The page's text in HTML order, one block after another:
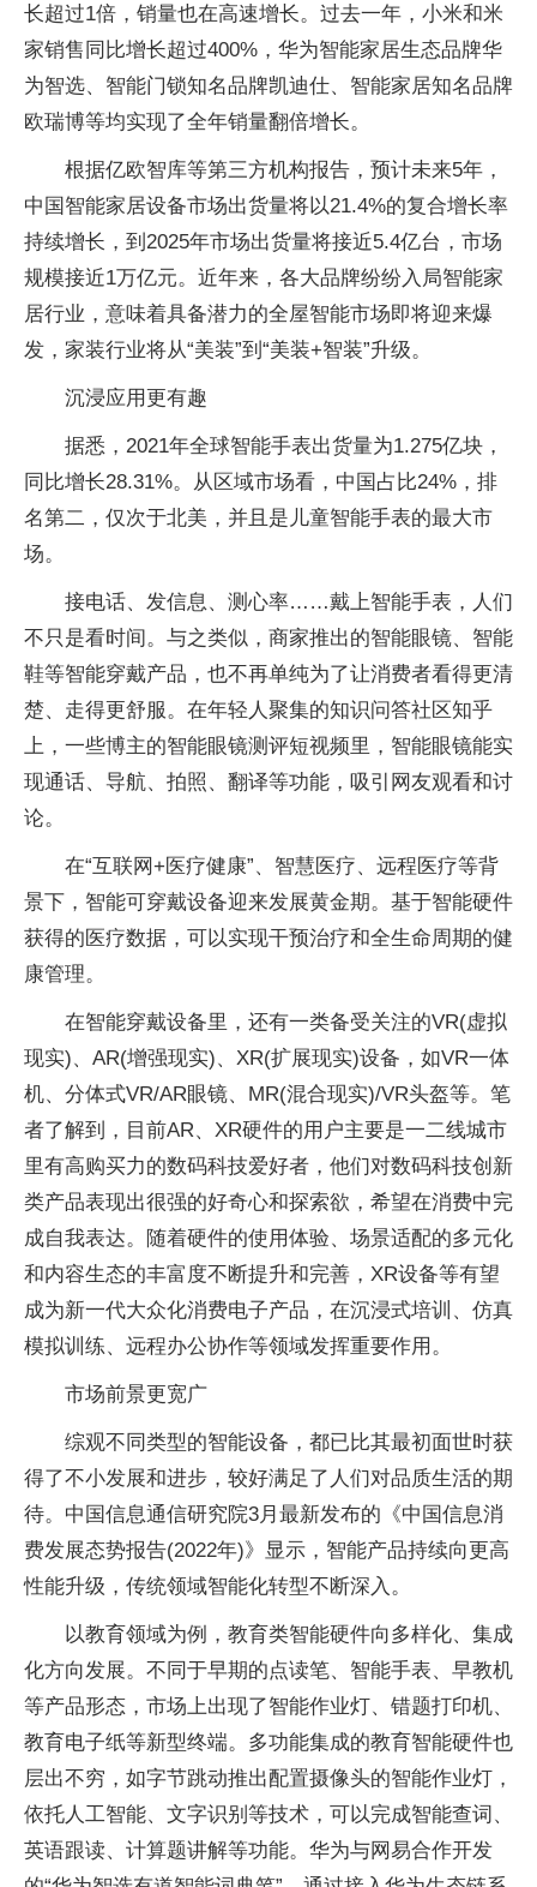
长超过1倍，销量也在高速增长。过去一年，小米和米
家销售同比增长超过400%，华为智能家居生态品牌华
为智选、智能门锁知名品牌凯迪仕、智能家居知名品牌
欧瑞博等均实现了全年销量翻倍增长。
根据亿欧智库等第三方机构报告，预计未来5年，
中国智能家居设备市场出货量将以21.4%的复合增长率
持续增长，到2025年市场出货量将接近5.4亿台，市场
规模接近1万亿元。近年来，各大品牌纷纷入局智能家
居行业，意味着具备潜力的全屋智能市场即将迎来爆
发，家装行业将从“美装”到“美装+智装”升级。
沉浸应用更有趣
据悉，2021年全球智能手表出货量为1.275亿块，
同比增长28.31%。从区域市场看，中国占比24%，排
名第二，仅次于北美，并且是儿童智能手表的最大市
场。
接电话、发信息、测心率……戴上智能手表，人们
不只是看时间。与之类似，商家推出的智能眼镜、智能
鞋等智能穿戴产品，也不再单纯为了让消费者看得更清
楚、走得更舒服。在年轻人聚集的知识问答社区知乎
上，一些博主的智能眼镜测评短视频里，智能眼镜能实
现通话、导航、拍照、翻译等功能，吸引网友观看和讨
论。
在“互联网+医疗健康”、智慧医疗、远程医疗等背
景下，智能可穿戴设备迎来发展黄金期。基于智能硬件
获得的医疗数据，可以实现干预治疗和全生命周期的健
康管理。
在智能穿戴设备里，还有一类备受关注的VR(虚拟
现实)、AR(增强现实)、XR(扩展现实)设备，如VR一体
机、分体式VR/AR眼镜、MR(混合现实)/VR头盔等。笔
者了解到，目前AR、XR硬件的用户主要是一二线城市
里有高购买力的数码科技爱好者，他们对数码科技创新
类产品表现出很强的好奇心和探索欲，希望在消费中完
成自我表达。随着硬件的使用体验、场景适配的多元化
和内容生态的丰富度不断提升和完善，XR设备等有望
成为新一代大众化消费电子产品，在沉浸式培训、仿真
模拟训练、远程办公协作等领域发挥重要作用。
市场前景更宽广
综观不同类型的智能设备，都已比其最初面世时获
得了不小发展和进步，较好满足了人们对品质生活的期
待。中国信息通信研究院3月最新发布的《中国信息消
费发展态势报告(2022年)》显示，智能产品持续向更高
性能升级，传统领域智能化转型不断深入。
以教育领域为例，教育类智能硬件向多样化、集成
化方向发展。不同于早期的点读笔、智能手表、早教机
等产品形态，市场上出现了智能作业灯、错题打印机、
教育电子纸等新型终端。多功能集成的教育智能硬件也
层出不穷，如字节跳动推出配置摄像头的智能作业灯，
依托人工智能、文字识别等技术，可以完成智能查词、
英语跟读、计算题讲解等功能。华为与网易合作开发